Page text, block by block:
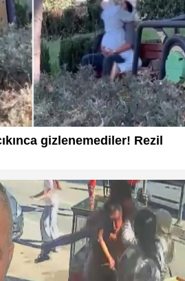
gizlenemediler! Rezil